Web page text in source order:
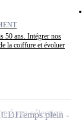
50 ans. Intégrer nos
la coiffure et évoluer
CDITemps plein
à ma sélection